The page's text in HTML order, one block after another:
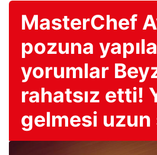
MasterChef
pozuna
yorumlar
rahatsız etti!
gelmesi